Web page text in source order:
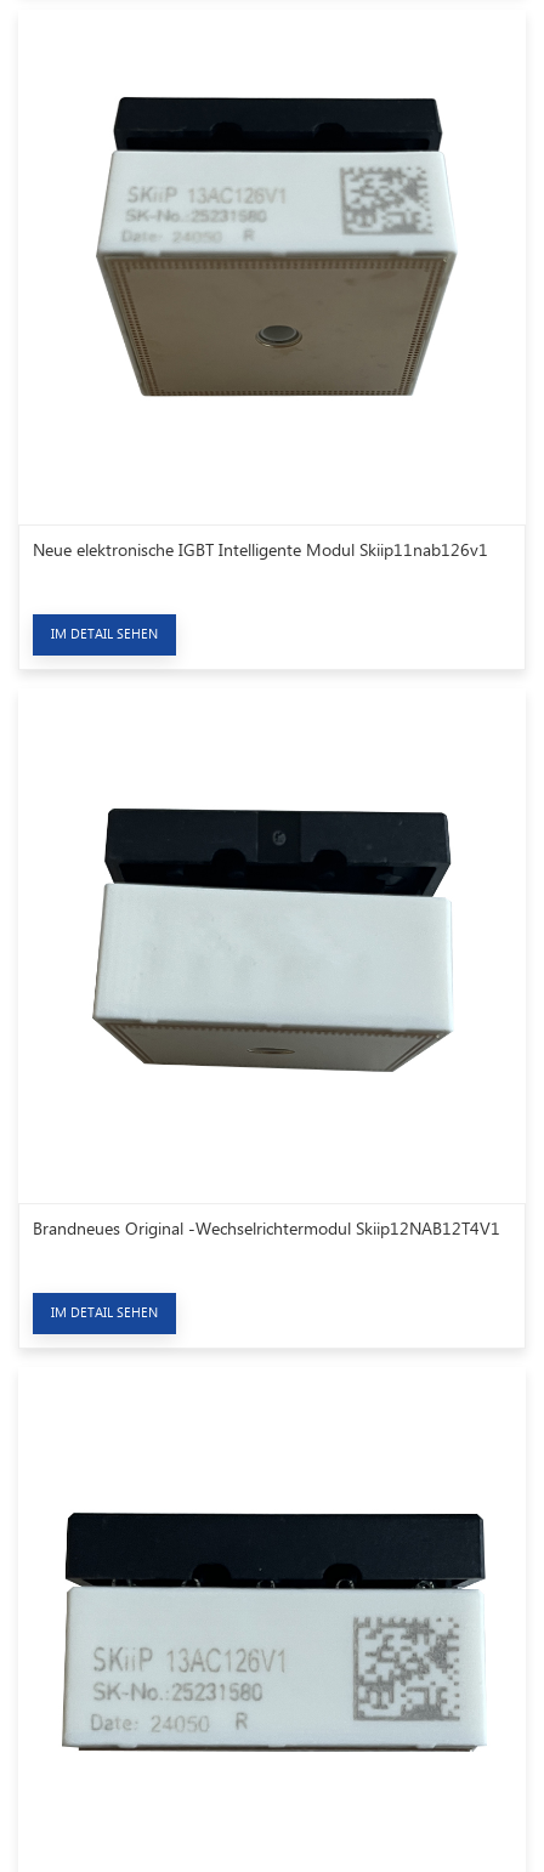
Neue elektronische IGBT Intelligente Modul Skiip11nab126v1
IM DETAIL SEHEN
Brandneues Original -Wechselrichtermodul Skiip12NAB12T4V1
IM DETAIL SEHEN